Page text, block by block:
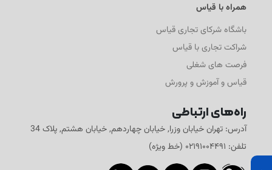
همراه با قیاس
باشگاه شرکای تجاری قیاس
شراکت تجاری با قیاس
فرصت های شغلی
قیاس و آموزش و پرورش
راه‌های ارتباطی
آدرس: تهران خیابان وزرا, خیابان چهاردهم, خیابان هشتم, پلاک 34
تلفن: ۰۲۱۹۱۰۰۴۴۹۱ (خط ویژه)